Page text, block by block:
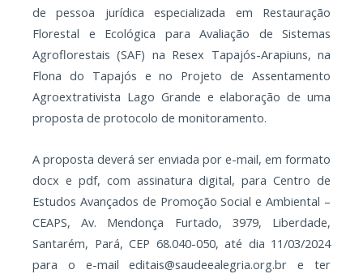
de pessoa jurídica especializada em Restauração
Florestal e Ecológica para Avaliação de Sistemas
Agroflorestais (SAF) na Resex Tapajós-Arapiuns, na
Flona do Tapajós e no Projeto de Assentamento
Agroextrativista Lago Grande e elaboração de uma
proposta de protocolo de monitoramento.
A proposta deverá ser enviada por e-mail, em formato
docx e pdf, com assinatura digital, para Centro de
Estudos Avançados de Promoção Social e Ambiental –
CEAPS, Av. Mendonça Furtado, 3979, Liberdade,
Santarém, Pará, CEP 68.040-050, até dia 11/03/2024
para o e-mail editais@saudeealegria.org.br e ter